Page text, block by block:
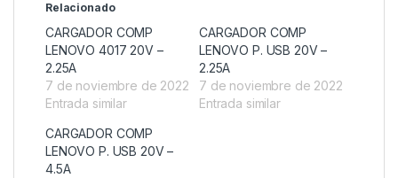
Relacionado
CARGADOR COMP
LENOVO 4017 20V –
2.25A
7 de noviembre de 2022
Entrada similar
CARGADOR COMP
LENOVO P. USB 20V –
2.25A
7 de noviembre de 2022
Entrada similar
CARGADOR COMP
LENOVO P. USB 20V –
4.5A